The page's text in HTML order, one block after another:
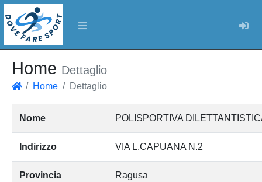
Home Dettaglio
Home Dettaglio
Nome POLISPORTIVA
Indirizzo VIA L.CAPUANA N.2
Provincia Ragusa